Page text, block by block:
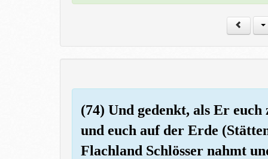
(74) Und gedenkt, als Er
und euch auf der Erde
Flachland Schlösser nahmt